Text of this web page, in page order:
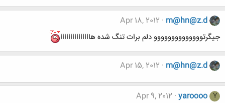
m@hn@z.d
Apr 18, 2012
جیگرتوووووووووووووو دلم برات تنگ شده هااااااااااااااا
m@hn@z.d
Apr 15, 2012
Y
yaroooo
Apr 9, 2012